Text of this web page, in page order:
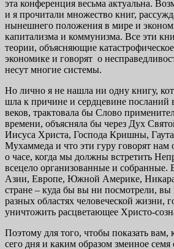
эта конференция весьма актуальна.
и я прочитали множество книг,
нынешнего положения в мире и
капитализма и коммунизма. Все эти
теории, объясняющие
экономике и говорят о
несут многие системы.
Но лично я не нашла ни одну книгу,
шла к причине и сердцевине
веков, трактовала бы Слово
времени, объясняла бы через Дух
Иисуса Христа, Господа Кришны,
Мухаммеда и что эти гуру говорят нам
о часе, когда мы должны встретить
всецело организованные и собранные.
Азии, Европе, Южной Америке,
стране – куда бы вы ни посмотрели, вы
разных областях человеческой жизни,
уничтожить расцветающее Христо-
Поэтому для того, чтобы показать вам,
сего дня и каким образом змеиное семя